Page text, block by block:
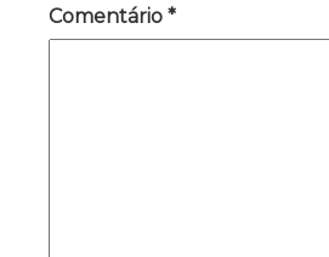
Comentário *